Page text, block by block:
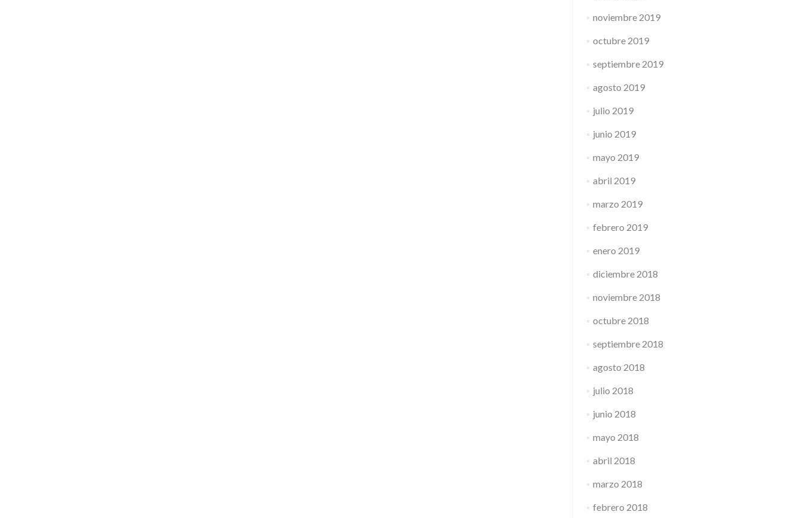
noviembre 2019
octubre 2019
septiembre 2019
agosto 2019
julio 2019
junio 2019
mayo 2019
abril 2019
marzo 2019
febrero 2019
enero 2019
diciembre 2018
noviembre 2018
octubre 2018
septiembre 2018
agosto 2018
julio 2018
junio 2018
mayo 2018
abril 2018
marzo 2018
febrero 2018